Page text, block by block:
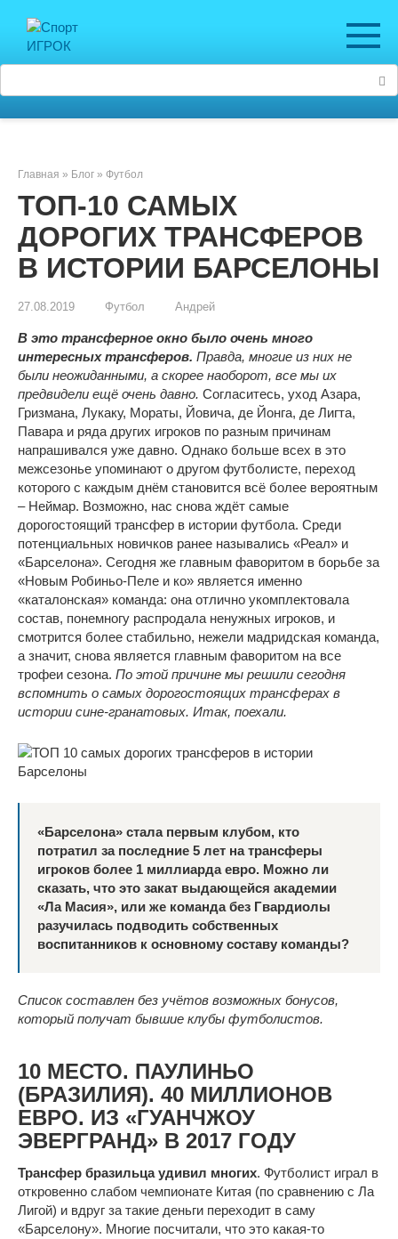
контенту
Главная » Блог » Футбол
ТОП-10 САМЫХ
ДОРОГИХ ТРАНСФЕРОВ
В ИСТОРИИ БАРСЕЛОНЫ
27.08.2019 Футбол Андрей
В это трансферное окно было очень много
интересных трансферов. Правда, многие из них не
были неожиданными, а скорее наоборот, все мы их
предвидели ещё очень давно. Согласитесь, уход Азара,
Гризмана, Лукаку, Мораты, Йовича, де Йонга, де Лигта,
Павара и ряда других игроков по разным причинам
напрашивался уже давно. Однако больше всех в это
межсезонье упоминают о другом футболисте, переход
которого с каждым днём становится всё более вероятным
– Неймар. Возможно, нас снова ждёт самые
дорогостоящий трансфер в истории футбола. Среди
потенциальных новичков ранее назывались «Реал» и
«Барселона». Сегодня же главным фаворитом в борьбе за
«Новым Робиньо-Пеле и ко» является именно
«каталонская» команда: она отлично укомплектовала
состав, понемногу распродала ненужных игроков, и
смотрится более стабильно, нежели мадридская команда,
а значит, снова является главным фаворитом на все
трофеи сезона. По этой причине мы решили сегодня
вспомнить о самых дорогостоящих трансферах в
истории сине-гранатовых. Итак, поехали.
«Барселона» стала первым клубом, кто
потратил за последние 5 лет на трансферы
игроков более 1 миллиарда евро. Можно ли
сказать, что это закат выдающейся академии
«Ла Масия», или же команда без Гвардиолы
разучилась подводить собственных
воспитанников к основному составу команды?
Список составлен без учётов возможных бонусов,
который получат бывшие клубы футболистов.
10 МЕСТО. ПАУЛИНЬО
(БРАЗИЛИЯ). 40 МИЛЛИОНОВ
ЕВРО. ИЗ «ГУАНЧЖОУ
ЭВЕРГРАНД» В 2017 ГОДУ
Трансфер бразильца удивил многих. Футболист играл в
откровенно слабом чемпионате Китая (по сравнению с Ла
Лигой) и вдруг за такие деньги переходит в саму
«Барселону». Многие посчитали, что это какая-то